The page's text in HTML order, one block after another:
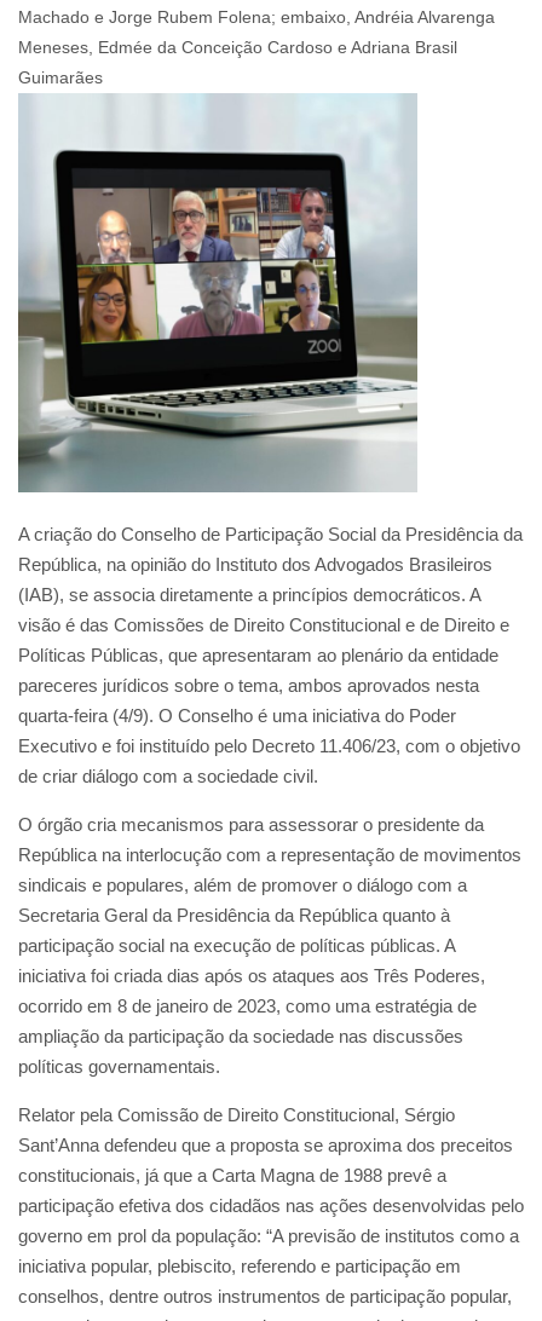
Machado e Jorge Rubem Folena; embaixo, Andréia Alvarenga
Meneses, Edmée da Conceição Cardoso e Adriana Brasil
Guimarães
A criação do Conselho de Participação Social da Presidência da
República, na opinião do Instituto dos Advogados Brasileiros
(IAB), se associa diretamente a princípios democráticos. A
visão é das Comissões de Direito Constitucional e de Direito e
Políticas Públicas, que apresentaram ao plenário da entidade
pareceres jurídicos sobre o tema, ambos aprovados nesta
quarta-feira (4/9). O Conselho é uma iniciativa do Poder
Executivo e foi instituído pelo Decreto 11.406/23, com o objetivo
de criar diálogo com a sociedade civil.
O órgão cria mecanismos para assessorar o presidente da
República na interlocução com a representação de movimentos
sindicais e populares, além de promover o diálogo com a
Secretaria Geral da Presidência da República quanto à
participação social na execução de políticas públicas. A
iniciativa foi criada dias após os ataques aos Três Poderes,
ocorrido em 8 de janeiro de 2023, como uma estratégia de
ampliação da participação da sociedade nas discussões
políticas governamentais.
Relator pela Comissão de Direito Constitucional, Sérgio
Sant’Anna defendeu que a proposta se aproxima dos preceitos
constitucionais, já que a Carta Magna de 1988 prevê a
participação efetiva dos cidadãos nas ações desenvolvidas pelo
governo em prol da população: “A previsão de institutos como a
iniciativa popular, plebiscito, referendo e participação em
conselhos, dentre outros instrumentos de participação popular,